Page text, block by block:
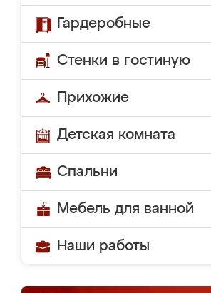
Гардеробные
Стенки в гостиную
Прихожие
Детская комната
Спальни
Мебель для ванной
Наши работы